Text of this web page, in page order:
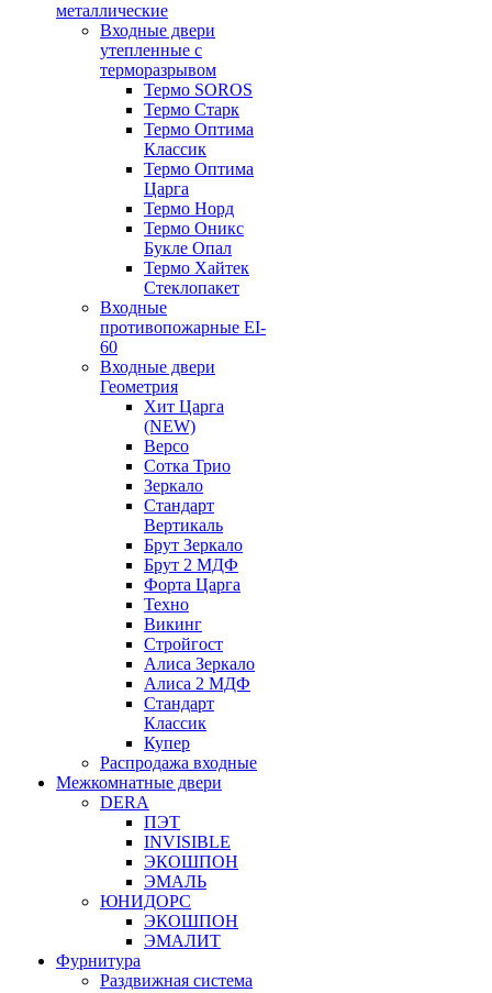
металлические
Входные двери
утепленные с
терморазрывом
Термо SOROS
Термо Старк
Термо Оптима
Классик
Термо Оптима
Царга
Термо Норд
Термо Оникс
Букле Опал
Термо Хайтек
Стеклопакет
Входные
противопожарные EI-
60
Входные двери
Геометрия
Хит Царга
(NEW)
Версо
Сотка Трио
Зеркало
Стандарт
Вертикаль
Брут Зеркало
Брут 2 МДФ
Форта Царга
Техно
Викинг
Стройгост
Алиса Зеркало
Алиса 2 МДФ
Стандарт
Классик
Купер
Распродажа входные
Межкомнатные двери
DERA
ПЭТ
INVISIBLE
ЭКОШПОН
ЭМАЛЬ
ЮНИДОРС
ЭКОШПОН
ЭМАЛИТ
Фурнитура
Раздвижная система